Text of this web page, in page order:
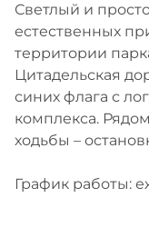
Светлый и
естественных
территории
Цитадельская
синих флага с
комплекса.
ходьбы –
График работы: